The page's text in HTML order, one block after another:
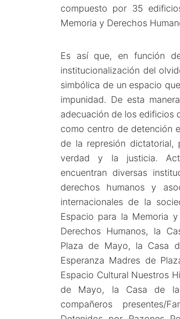
compuesto por 35
Memoria y Derechos
Es así que, en función
institucionalización del
simbólica de un espacio
impunidad. De esta
adecuación de los edificios
como centro de detención
de la represión
verdad y la justicia.
encuentran diversas
derechos humanos y
internacionales de la
Espacio para la Memoria
Derechos Humanos, la
Plaza de Mayo, la Casa
Esperanza Madres de
Espacio Cultural Nuestros
de Mayo, la Casa de la
compañeros presentes/